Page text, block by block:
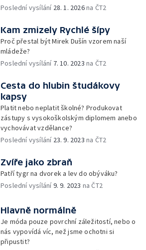
Poslední vysílání 28. 1. 2026na ČT2
Kam zmizely Rychlé šípy
Proč přestal být Mirek Dušín vzorem naší
mládeže?
Poslední vysílání 7. 10. 2023 na ČT2
Cesta do hlubin študákovy
kapsy
Platit nebo neplatit školné? Produkovat
zástupy s vysokoškolským diplomem anebo
vychovávat vzdělance?
Poslední vysílání 23. 9. 2023 na ČT2
Zvíře jako zbraň
Patří tygr na dvorek a lev do obýváku?
Poslední vysílání9. 9. 2023 na ČT2
Hlavně normálně
Je móda pouze povrchní záležitostí, nebo o
nás vypovídá víc, než jsme ochotni si
připustit?